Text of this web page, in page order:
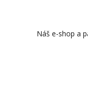
Náš e-shop a